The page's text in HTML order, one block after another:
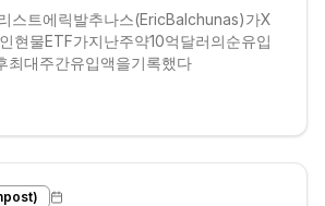
스트에릭발추나스(EricBalchunas)가X
현물ETF가지난주약10억달러의순유입
최대주간유입액을기록했다